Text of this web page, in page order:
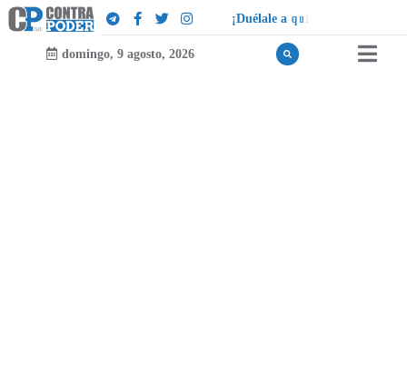
¡Duélale a qu i
domingo, 9 agosto, 2026